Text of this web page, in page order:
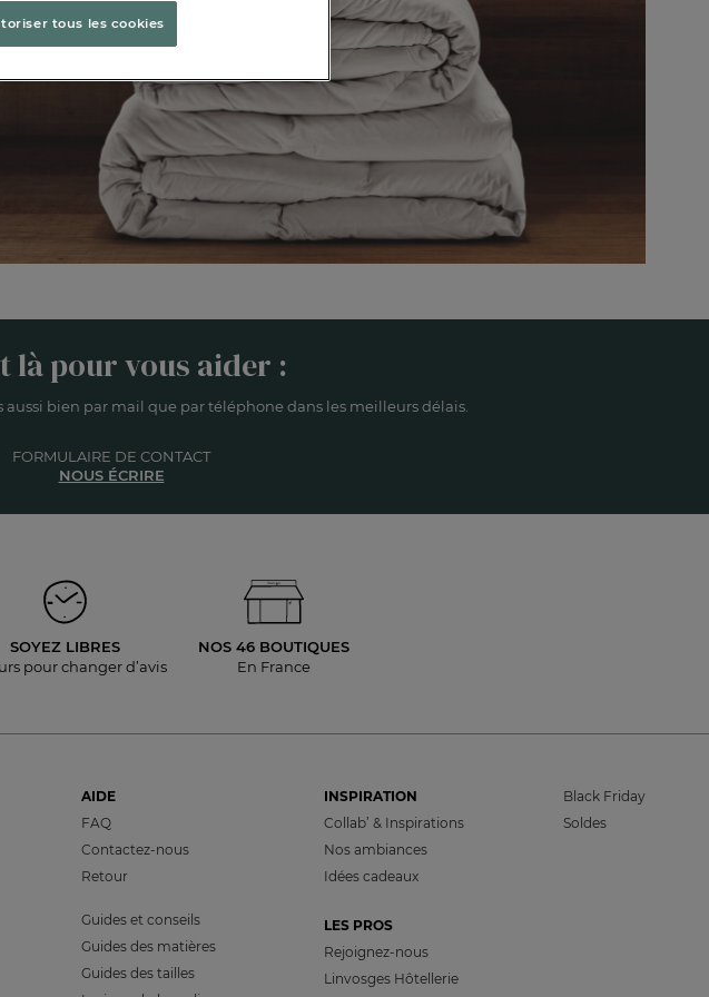
là pour vous aider :
bien par mail que par téléphone dans les meilleurs délais.
FORMULAIRE DE CONTACT
NOUS ÉCRIRE
SOYEZ LIBRES
pourchanger d’avis
NOS 46 BOUTIQUES
En France
AIDE
FAQ
Contactez-nous
Retour
Guides et conseils
Guides des matières
Guides des tailles
INSPIRATION
Collab’ & Inspirations
Nos ambiances
Idées cadeaux
LES PROS
Rejoignez-nous
Linvosges Hôtellerie
Black Friday
Soldes
tous les cookies